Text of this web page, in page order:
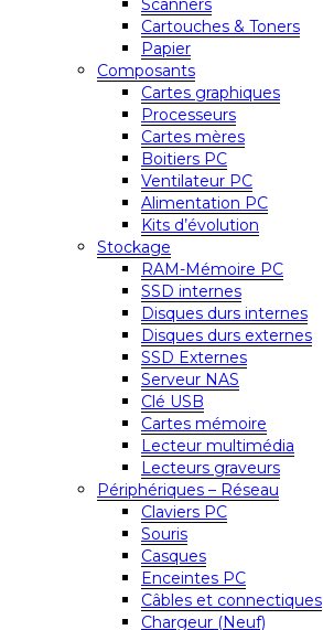
Scanners
Cartouches & Toners
Papier
Composants
Cartes graphiques
Processeurs
Cartes mères
Boitiers PC
Ventilateur PC
Alimentation PC
Kits d’évolution
Stockage
RAM-Mémoire PC
SSD internes
Disques durs internes
Disques durs externes
SSD Externes
Serveur NAS
Clé USB
Cartes mémoire
Lecteur multimédia
Lecteurs graveurs
Périphériques – Réseau
Claviers PC
Souris
Casques
Enceintes PC
Câbles et connectiques
Chargeur (Neuf)